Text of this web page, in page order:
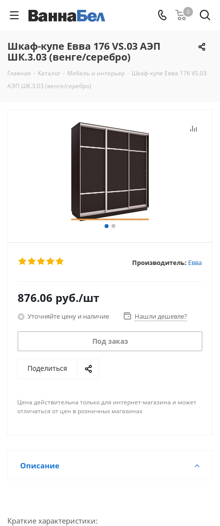
0
Шкаф-купе Евва 176 VS.03 АЭП
ШК.3.03 (венге/серебро)
Главная - Каталог - Мебель и интерьер - Шкаф-купе Евва 176 VS.03
АЭП ШК.3.03 (венге/серебро)
Производитель: Евва
876.06 руб./шт
Уточняйте цену и наличие Нашли дешевле?
Под заказ
Поделиться
Цена действительна только для интернет-магазина и может
отличаться от цен в розничных магазинах
Описание
Краткие характеристики: